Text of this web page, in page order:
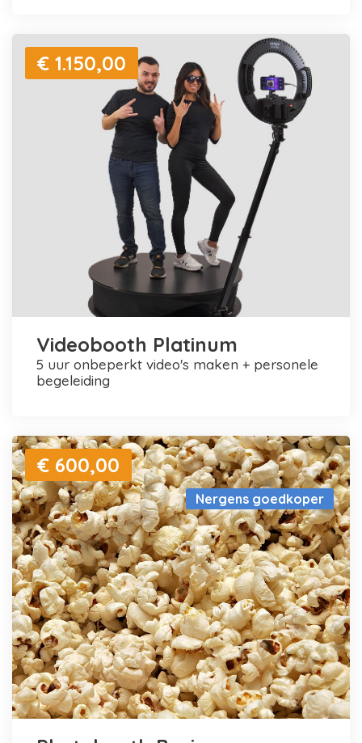
€ 1.150,00
Videobooth Platinum
5 uur onbeperkt video's maken + personele
begeleiding
Nergens goedkoper
€ 600,00